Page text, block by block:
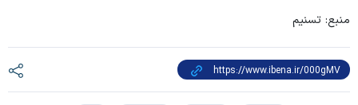
منبع: تسنیم